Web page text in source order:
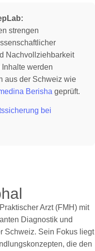
strengen
Nachvollziehbarkeit
werden
aus der Schweiz wie
Berisha geprüft.
bei
Arzt (FMH) mit
Diagnostik und
Schweiz. Sein Fokus liegt
die den